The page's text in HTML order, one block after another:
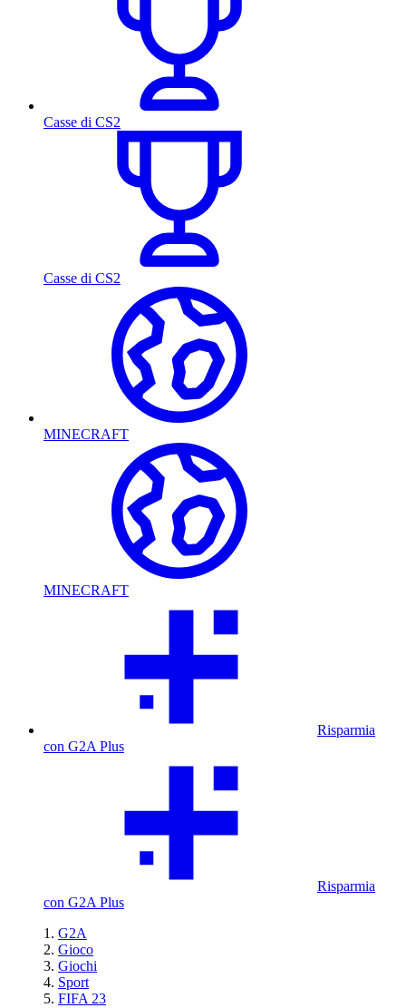
Casse di CS2
Casse di CS2
MINECRAFT
MINECRAFT
Risparmia
con G2A Plus
Risparmia
con G2A Plus
G2A
Gioco
Giochi
Sport
FIFA 23